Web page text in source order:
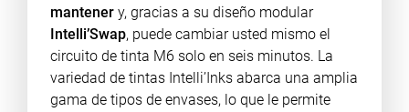
mantenery, gracias a su diseño modular
Intelli’Swap, puede cambiar usted mismo el
circuito de tinta M6 solo en seis minutos. La
variedad de tintas Intelli’Inks abarca una amplia
gama de tipos de envases, lo que le permite